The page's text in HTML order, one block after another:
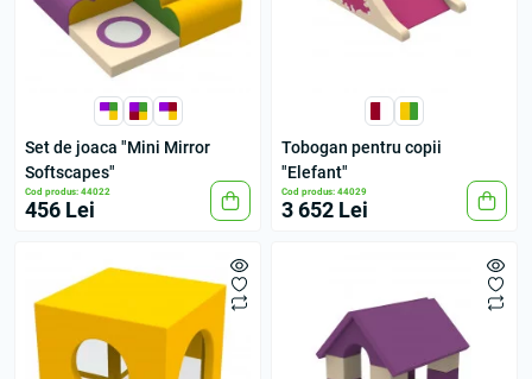
Set de joaca "Mini Mirror
Softscapes"
Cod produs: 44022
456 Lei
Tobogan pentru copii
"Elefant"
Cod produs: 44029
3 652 Lei